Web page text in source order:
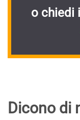
o chiedi
Dicono di